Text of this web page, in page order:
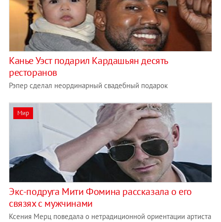
Канье Уэст подарил Кардашьян десять
ресторанов
Рэпер сделал неординарный свадебный подарок
Мир
Экс-подруга Мити Фомина рассказала о его
связях с мужчинами
Ксения Мерц поведала о нетрадиционной ориентации артиста